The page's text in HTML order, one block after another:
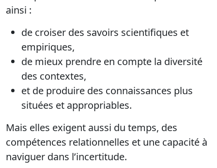
ainsi :
de croiser des savoirs scientifiques et
empiriques,
de mieux prendre en compte la diversité
des contextes,
et de produire des connaissances plus
situées et appropriables.
Mais elles exigent aussi du temps, des
compétences relationnelles et une capacité à
naviguer dans l’incertitude.